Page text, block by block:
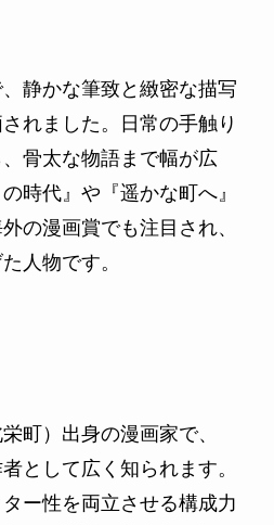
静かな筆致と緻密な描写
れました。日常の手触り
骨太な物語まで幅が広
時代』や『遥かな町へ』
の漫画賞でも注目され、
人物です。
町）出身の漫画家で、
として広く知られます。
ー性を両立させる構成力